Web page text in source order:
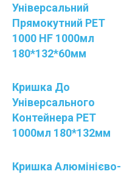
Універсальний
Прямокутний PET
1000 НF 1000мл
180*132*60мм
Кришка До
Універсального
Контейнера РЕТ
1000мл 180*132мм
Кришка Алюмінієво-